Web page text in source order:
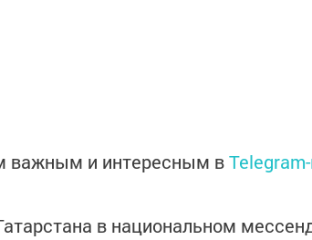
важным и интересным в
в национальном